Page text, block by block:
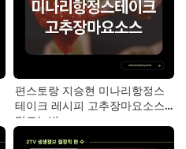
편스토랑 지승현 미나리항정스
테이크 레시피 고추장마요소스
만드는법